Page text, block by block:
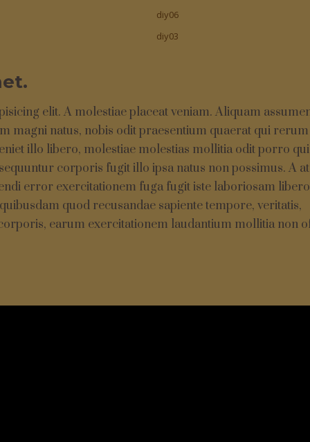
diy06
diy03
elit. A molestiae placeat veniam. Aliquam
magni natus, nobis odit praesentium quaerat qui
illo libero, molestiae molestias mollitia odit porro
corporis fugit illo ipsa natus non possimus. A at
error exercitationem fuga fugit iste laboriosam
quod recusandae sapiente tempore, veritatis,
earum exercitationem laudantium mollitia non